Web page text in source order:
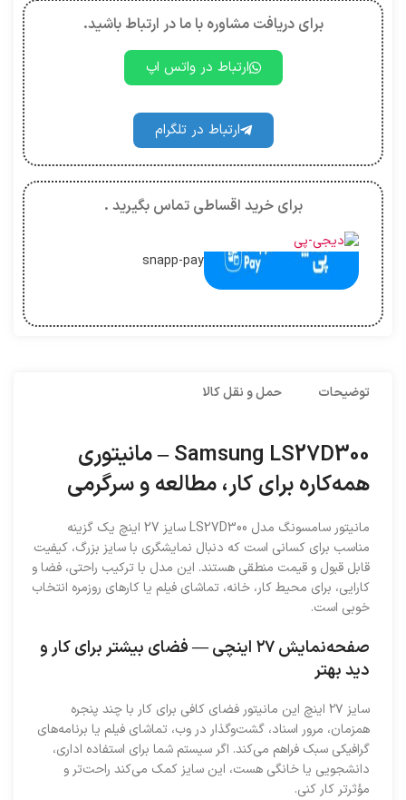
برای دریافت مشاوره با ما در ارتباط باشید.
ارتباط در واتس اپ
ارتباط در تلگرام
برای خرید اقساطی تماس بگیرید .
snapp-pay
توضیحات حمل و نقل کالا
Samsung LS27D300 – مانیتوری
همه‌کاره برای کار، مطالعه و سرگرمی
مانیتور سامسونگ مدل LS27D300 سایز 27 اینچ یک گزینه
مناسب برای کسانی است که دنبال نمایشگری با سایز بزرگ، کیفیت
قابل قبول و قیمت منطقی هستند. این مدل با ترکیب راحتی، فضا و
کارایی، برای محیط کار، خانه، تماشای فیلم یا کارهای روزمره انتخاب
خوبی است.
صفحه‌نمایش ۲۷ اینچی — فضای بیشتر برای کار و
دید بهتر
سایز ۲۷ اینچ این مانیتور فضای کافی برای کار با چند پنجره
همزمان، مرور اسناد، گشت‌وگذار در وب، تماشای فیلم یا برنامه‌های
گرافیکی سبک فراهم می‌کند. اگر سیستم شما برای استفاده اداری،
دانشجویی یا خانگی هست، این سایز کمک می‌کند راحت‌تر و
مؤثرتر کار کنی.